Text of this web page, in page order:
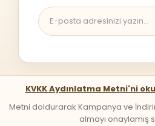
KVKK Aydınlatma Metni'ni
Metni doldurarak Kampanya ve
almayı onaylamış